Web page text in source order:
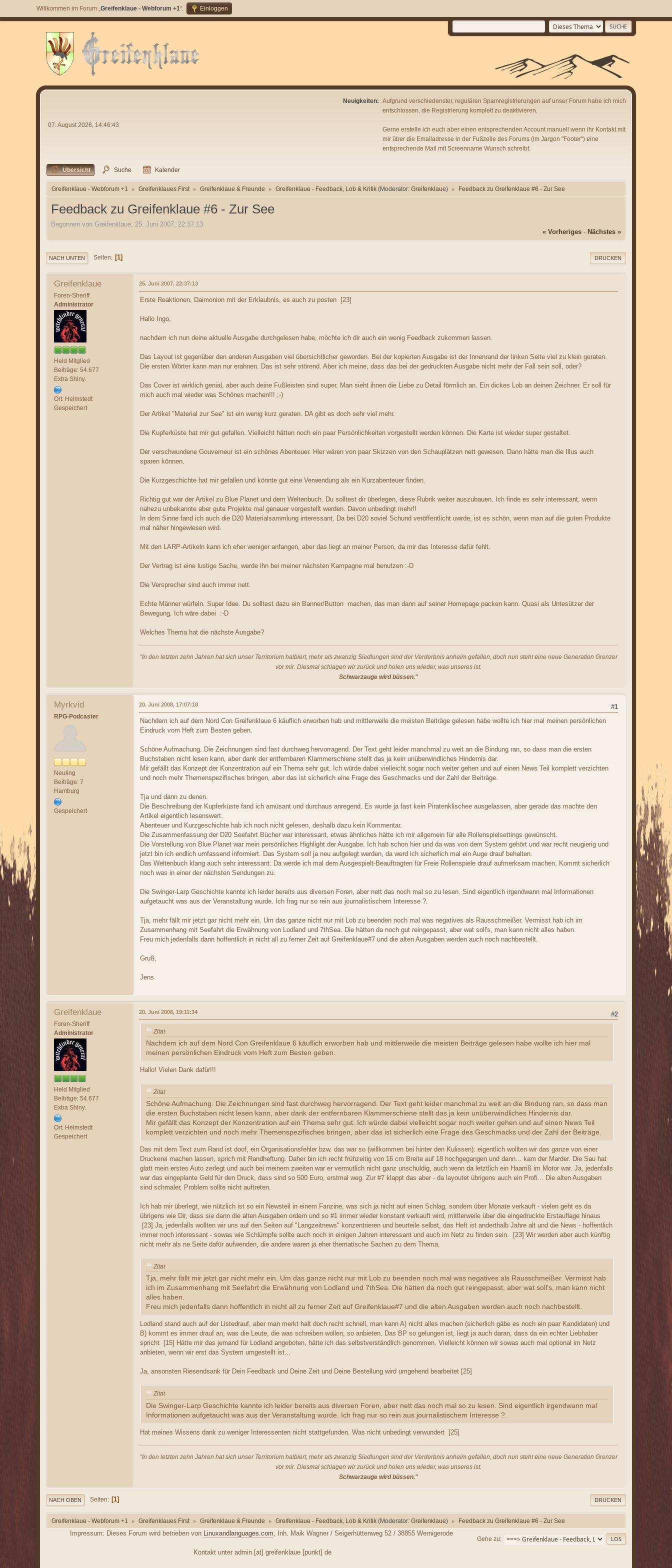
Willkommen im Forum „Greifenklaue - Webforum +1“. Einloggen
07. August 2026, 14:46:43
Neuigkeiten: Aufgrund verschiedenster, regulären Spamregistrierungen auf unser Forum habe ich mich
entschlossen, die Registrierung komplett zu deaktivieren.
Gerne erstelle ich euch aber einen entsprechenden Account manuell wenn ihr Kontakt mit
mir über die Emailadresse in der Fußzeile des Forums (im Jargon "Footer") eine
entsprechende Mail mit Screenname Wunsch schreibt.
Übersicht Suche Kalender
Greifenklaue - Webforum +1 ► Greifenklaues First ► Greifenklaue & Freunde ► Greifenklaue - Feedback, Lob & Kritik (Moderator: Greifenklaue) ► Feedback zu Greifenklaue #6 - Zur See
Feedback zu Greifenklaue #6 - Zur See
Begonnen von Greifenklaue, 25. Juni 2007, 22:37:13
« Vorheriges - Nächstes »
DRUCKEN
NACH UNTEN Seiten 1
Greifenklaue
Foren-Sheriff
Administrator
Held Mitglied
Beiträge: 54.677
Extra Shiny.
Ort: Helmstedt
Gespeichert
25. Juni 2007, 22:37:13
Erste Reaktionen, Daimonion mit der Erklaubnis, es auch zu posten [23]
Hallo Ingo,
nachdem ich nun deine aktuelle Ausgabe durchgelesen habe, möchte ich dir auch ein wenig Feedback zukommen lassen.
Das Layout ist gegenüber den anderen Ausgaben viel übersichtlicher geworden. Bei der kopierten Ausgabe ist der Innenrand der linken Seite viel zu klein geraten.
Die ersten Wörter kann man nur erahnen. Das ist sehr störend. Aber ich meine, dass das bei der gedruckten Ausgabe nicht mehr der Fall sein soll, oder?
Das Cover ist wirklich genial, aber auch deine Fußleisten sind super. Man sieht ihnen die Liebe zu Detail förmlich an. Ein dickes Lob an deinen Zeichner. Er soll für
mich auch mal wieder was Schönes machen!!! ;-)
Der Artikel "Material zur See" ist ein wenig kurz geraten. DA gibt es doch sehr viel mehr.
Die Kupferküste hat mir gut gefallen. Vielleicht hätten noch ein paar Persönlichkeiten vorgestellt werden können. Die Karte ist wieder super gestaltet.
Der verschwundene Gouverneur ist ein schönes Abenteuer. Hier wären von paar Skizzen von den Schauplätzen nett gewesen. Dann hätte man die Illus auch
sparen können.
Die Kurzgeschichte hat mir gefallen und könnte gut eine Verwendung als ein Kurzabenteuer finden.
Richtig gut war der Artikel zu Blue Planet und dem Weltenbuch. Du solltest dir überlegen, diese Rubrik weiter auszubauen. Ich finde es sehr interessant, wenn
nahezu unbekannte aber gute Projekte mal genauer vorgestellt werden. Davon unbedingt mehr!!
In dem Sinne fand ich auch die D20 Materialsammlung interessant. Da bei D20 soviel Schund veröffentlicht uwrde, ist es schön, wenn man auf die guten Produkte
mal näher hingewiesen wird.
Mit den LARP-Artikeln kann ich eher weniger anfangen, aber das liegt an meiner Person, da mir das Interesse dafür fehlt.
Der Vertrag ist eine lustige Sache, werde ihn bei meiner nächsten Kampagne mal benutzen :-D
Die Versprecher sind auch immer nett.
Echte Männer würfeln. Super Idee. Du solltest dazu ein Banner/Button machen, das man dann auf seiner Homepage packen kann. Quasi als Untesützer der
Bewegung. Ich wäre dabei :-D
Welches Thema hat die nächste Ausgabe?
"In den letzten zehn Jahren hat sich unser Territorium halbiert, mehr als zwanzig Siedlungen sind der Verderbnis anheim gefallen, doch nun steht eine neue Generation Grenzer
vor mir. Diesmal schlagen wir zurück und holen uns wieder, was unseres ist.
Schwarzauge wird büssen."
Myrkvid
RPG-Podcaster
Neuling
Beiträge: 7
Hamburg
Gespeichert
#1
20. Juni 2008, 17:07:18
Nachdem ich auf dem Nord Con Greifenklaue 6 käuflich erworben hab und mittlerweile die meisten Beiträge gelesen habe wollte ich hier mal meinen persönlichen
Eindruck vom Heft zum Besten geben.
Schöne Aufmachung. Die Zeichnungen sind fast durchweg hervorragend. Der Text geht leider manchmal zu weit an die Bindung ran, so dass man die ersten
Buchstaben nicht lesen kann, aber dank der entfernbaren Klammerschiene stellt das ja kein unüberwindliches Hindernis dar.
Mir gefällt das Konzept der Konzentration auf ein Thema sehr gut. Ich würde dabei vielleicht sogar noch weiter gehen und auf einen News Teil komplett verzichten
und noch mehr Themenspezifisches bringen, aber das ist sicherlich eine Frage des Geschmacks und der Zahl der Beiträge.
Tja und dann zu denen.
Die Beschreibung der Kupferküste fand ich amüsant und durchaus anregend. Es wurde ja fast kein Piratenklischee ausgelassen, aber gerade das machte den
Artikel eigentlich lesenswert.
Abenteuer und Kurzgeschichte hab ich noch nicht gelesen, deshalb dazu kein Kommentar.
Die Zusammenfassung der D20 Seefahrt Bücher war interessant, etwas ähnliches hätte ich mir allgemein für alle Rollenspielsettings gewünscht.
Die Vorstellung von Blue Planet war mein persönliches Highlight der Ausgabe. Ich hab schon hier und da was von dem System gehört und war recht neugierig und
jetzt bin ich endlich umfassend informiert. Das System soll ja neu aufgelegt werden, da werd ich sicherlich mal ein Auge drauf behalten.
Das Weltenbuch klang auch sehr interessant. Da werde ich mal dem Ausgespielt-Beauftragten für Freie Rollenspiele drauf aufmerksam machen. Kommt sicherlich
noch was in einer der nächsten Sendungen zu.
Die Swinger-Larp Geschichte kannte ich leider bereits aus diversen Foren, aber nett das noch mal so zu lesen. Sind eigentlich irgendwann mal Informationen
aufgetaucht was aus der Veranstaltung wurde. Ich frag nur so rein aus journalistischem Interesse ?.
Tja, mehr fällt mir jetzt gar nicht mehr ein. Um das ganze nicht nur mit Lob zu beenden noch mal was negatives als Rausschmeißer. Vermisst hab ich im
Zusammenhang mit Seefahrt die Erwähnung von Lodland und 7thSea. Die hätten da noch gut reingepasst, aber wat soll's, man kann nicht alles haben.
Freu mich jedenfalls dann hoffentlich in nicht all zu ferner Zeit auf Greifenklaue#7 und die alten Ausgaben werden auch noch nachbestellt.
Gruß,
Jens
Greifenklaue
Foren-Sheriff
Administrator
Held Mitglied
Beiträge: 54.677
Extra Shiny.
Ort: Helmstedt
Gespeichert
#2
20. Juni 2008, 19:11:34
Zitat
Nachdem ich auf dem Nord Con Greifenklaue 6 käuflich erworben hab und mittlerweile die meisten Beiträge gelesen habe wollte ich hier mal
meinen persönlichen Eindruck vom Heft zum Besten geben.
Hallo! Vielen Dank dafür!!!
Zitat
Schöne Aufmachung. Die Zeichnungen sind fast durchweg hervorragend. Der Text geht leider manchmal zu weit an die Bindung ran, so dass man
die ersten Buchstaben nicht lesen kann, aber dank der entfernbaren Klammerschiene stellt das ja kein unüberwindliches Hindernis dar.
Mir gefällt das Konzept der Konzentration auf ein Thema sehr gut. Ich würde dabei vielleicht sogar noch weiter gehen und auf einen News Teil
komplett verzichten und noch mehr Themenspezifisches bringen, aber das ist sicherlich eine Frage des Geschmacks und der Zahl der Beiträge.
Das mit dem Text zum Rand ist doof, ein Organisationsfehler bzw. das war so (willkommen bei hinter den Kulissen): eigentlich wollten wir das ganze von einer
Druckerei machen lassen, sprich mit Randheftung. Daher bin ich recht frühzeitig von 16 cm Breite auf 18 hochgegangen und dann... kam der Marder. Die Sau hat
glatt mein erstes Auto zerlegt und auch bei meinem zweiten war er vermutlich nicht ganz unschuldig, auch wenn da letztlich ein Haarriß im Motor war. Ja, jedenfalls
war das eingeplante Geld für den Druck, dass sind so 500 Euro, erstmal weg. Zur #7 klappt das aber - da layoutet übrigens auch ein Profi... Die alten Ausgaben
sind schmaler, Problem sollte nicht auftreten.
Ich hab mir überlegt, wie nützlich ist so ein Newsteil in einem Fanzine, was sich ja nicht auf einen Schlag, sondern über Monate verkauft - vielen geht es da
übrigens wie Dir, dass sie dann die alten Ausgaben ordern und so #1 immer wieder konstant verkauft wird, mittlerweile über die eingedruckte Erstauflage hinaus
[23] Ja, jedenfalls wollten wir uns auf den Seiten auf "Langzeitnews" konzentrieren und beurteile selbst, das Heft ist anderthalb Jahre alt und die News - hoffentlich
immer noch interessant - sowas wie Schlümpfe sollte auch noch in einigen Jahren interessant und auch im Netz zu finden sein. [23] Wir werden aber auch künftig
nicht mehr als ne Seite dafür aufwenden, die andere waren ja eher thematische Sachen zu dem Thema.
Zitat
Tja, mehr fällt mir jetzt gar nicht mehr ein. Um das ganze nicht nur mit Lob zu beenden noch mal was negatives als Rausschmeißer. Vermisst hab
ich im Zusammenhang mit Seefahrt die Erwähnung von Lodland und 7thSea. Die hätten da noch gut reingepasst, aber wat soll's, man kann nicht
alles haben.
Freu mich jedenfalls dann hoffentlich in nicht all zu ferner Zeit auf Greifenklaue#7 und die alten Ausgaben werden auch noch nachbestellt.
Lodland stand auch auf der Listedrauf, aber man merkt halt doch recht schnell, man kann A) nicht alles machen (sicherlich gäbe es noch ein paar Kandidaten) und
B) kommt es immer drauf an, was die Leute, die was schreiben wollen, so anbieten. Das BP so gelungen ist, liegt ja auch daran, dass da ein echter Liebhaber
spricht [15] Hätte mir das jemand für Lodland angeboten, hätte ich das selbstverständlich genommen. Vielleicht können wir sowas auch mal optional im Netz
anbieten, wenn wir erst das System umgestellt ist...
Ja, ansonsten Riesendsank für Dein Feedback und Deine Zeit und Deine Bestellung wird umgehend bearbeitet [25]
Zitat
Die Swinger-Larp Geschichte kannte ich leider bereits aus diversen Foren, aber nett das noch mal so zu lesen. Sind eigentlich irgendwann mal
Informationen aufgetaucht was aus der Veranstaltung wurde. Ich frag nur so rein aus journalistischem Interesse ?.
Hat meines Wissens dank zu weniger Interessenten nicht stattgefunden. Was nicht unbedingt verwundert [25]
"In den letzten zehn Jahren hat sich unser Territorium halbiert, mehr als zwanzig Siedlungen sind der Verderbnis anheim gefallen, doch nun steht eine neue Generation Grenzer
vor mir. Diesmal schlagen wir zurück und holen uns wieder, was unseres ist.
Schwarzauge wird büssen."
DRUCKEN
NACH OBEN Seiten 1
Greifenklaue - Webforum +1 ► Greifenklaues First ► Greifenklaue & Freunde ► Greifenklaue - Feedback, Lob & Kritik (Moderator: Greifenklaue) ► Feedback zu Greifenklaue #6 - Zur See
Gehe zu
Impressum: Dieses Forum wird betrieben von Linuxandlanguages.com , Inh. Maik Wagner / Seigerhüttenweg 52 / 38855 Wernigerode
Kontakt unter admin [at] greifenklaue [punkt] de